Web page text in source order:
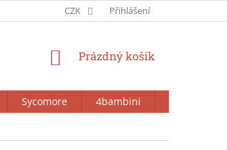
CZK Přihlášení
NÁKUPNÍ
Prázdný košík
Sycomore 4bambini